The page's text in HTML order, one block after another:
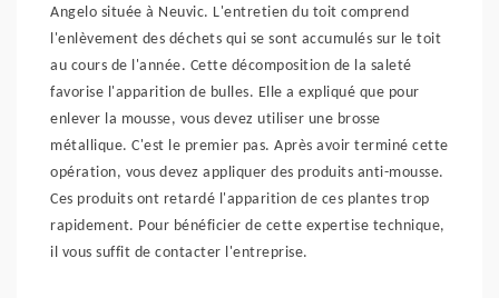
Angelo située à Neuvic. L'entretien du toit comprend
l'enlèvement des déchets qui se sont accumulés sur le toit
au cours de l'année. Cette décomposition de la saleté
favorise l'apparition de bulles. Elle a expliqué que pour
enlever la mousse, vous devez utiliser une brosse
métallique. C'est le premier pas. Après avoir terminé cette
opération, vous devez appliquer des produits anti-mousse.
Ces produits ont retardé l'apparition de ces plantes trop
rapidement. Pour bénéficier de cette expertise technique,
il vous suffit de contacter l'entreprise.